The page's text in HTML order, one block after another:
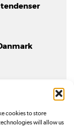
cookies to store
will allow us